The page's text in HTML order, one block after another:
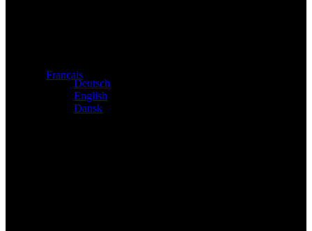
Français
Deutsch
English
Dansk